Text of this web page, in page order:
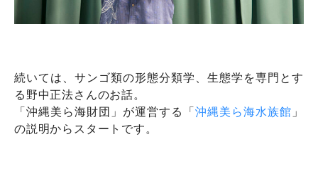
続いては、サンゴ類の形態分類学、生態学を専門とす
る野中正法さんのお話。
「沖縄美ら海財団」が運営する「沖縄美ら海水族館 」
の説明からスタートです。